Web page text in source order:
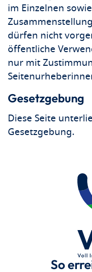
im Einzelnen
dürfen nicht
öffentliche
nur mit
Gesetzgebung
Diese Seite
Gesetzgebung.
So